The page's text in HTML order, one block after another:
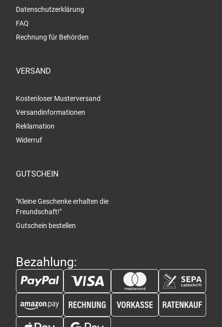
Datenschutzerklärung
FAQ
Rechnung für Behörden
VERSAND
Kostenloser Musterversand
Versandinformationen
Reklamation
Widerruf
GUTSCHEIN
"Kleine Geschenke erhalten die
Freundschaft!"
Gutschein bestellen
Bezahlung: